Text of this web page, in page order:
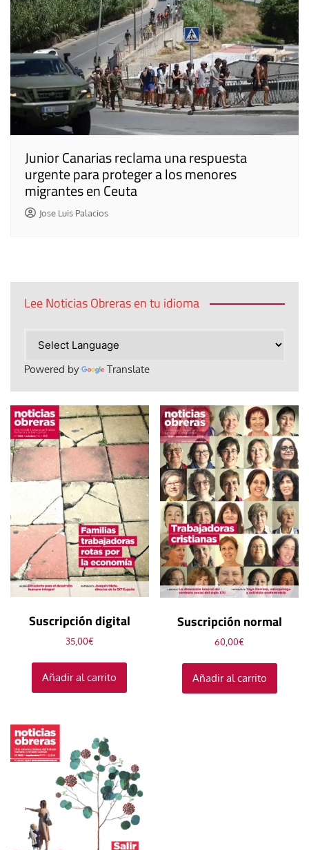
Junior Canarias reclama una respuesta
urgente para proteger a los menores
migrantes en Ceuta
Jose Luis Palacios
Lee Noticias Obreras en tu idioma
Powered by Translate
Suscripción digital
35,00€
Añadir al carrito
Suscripción normal
60,00€
Añadir al carrito